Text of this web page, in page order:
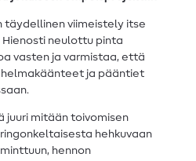
täydellinen viimeistely itse
neulottu pinta
vasten ja varmistaa, että
helmakäänteet ja pääntiet
juuri mitään toivomisen
hehkuvaan
hennon